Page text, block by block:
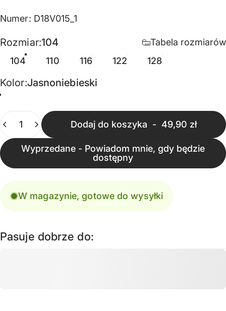
Numer: D18V015_1
Rozmiar
Rozmiar:104
Tabela rozmiarów
104
110 116 122 128
Kolor
Kolor:Jasnoniebieski
Dodaj do koszyka - 49,90 zł
Wyprzedane - Powiadom mnie, gdy będzie
dostępny
W magazynie, gotowe do wysyłki
Pasuje dobrze do: